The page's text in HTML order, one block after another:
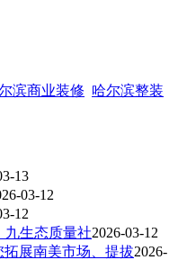
滨商业装修 哈尔滨整装
13
03-12
12
九生态质量社2026-03-12
拓展南美市场、提拔2026-